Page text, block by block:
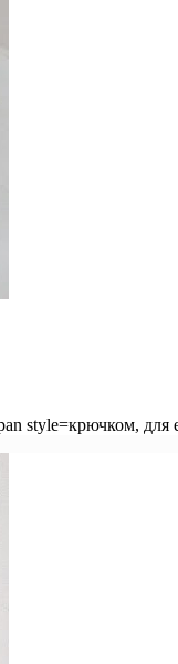
style=крючком,